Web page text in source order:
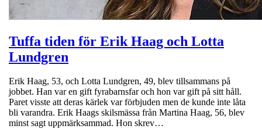
Tuffa tiden för Erik Haag och Lotta
Lundgren
Erik Haag, 53, och Lotta Lundgren, 49, blev tillsammans på
jobbet. Han var en gift fyrabarnsfar och hon var gift på sitt håll.
Paret visste att deras kärlek var förbjuden men de kunde inte låta
bli varandra. Erik Haags skilsmässa från Martina Haag, 56, blev
minst sagt uppmärksammad. Hon skrev…